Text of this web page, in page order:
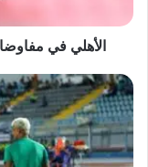
عبدالله
الأهلي في
المصري
يتأهل
إلى
نهائي
كأس